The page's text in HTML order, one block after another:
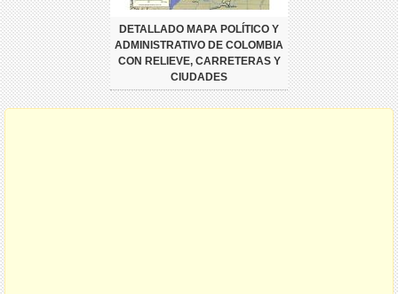
DETALLADO MAPA POLÍTICO Y
ADMINISTRATIVO DE COLOMBIA
CON RELIEVE, CARRETERAS Y
CIUDADES